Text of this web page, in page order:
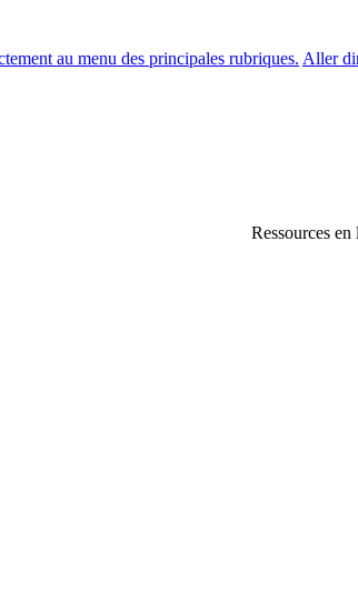
au menu des principales rubriques. Aller
Ressources en